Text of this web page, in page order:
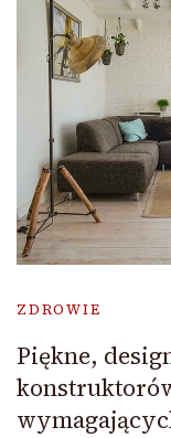
ZDROWIE
Piękne,